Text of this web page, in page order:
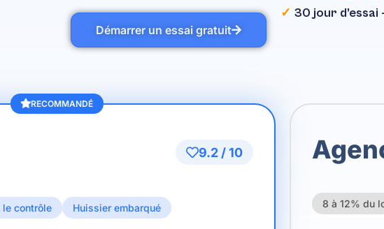
Démarrer un essai gratuit
✓ 30 jour d’essai
9.2 / 10
le contrôle Huissier embarqué
RECOMMANDÉ
8 à 12% du